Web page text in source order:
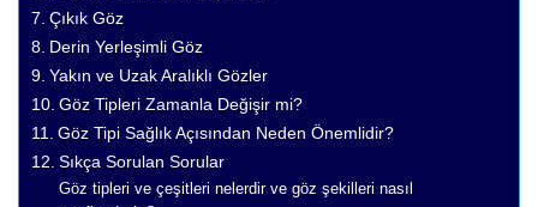
Çıkık Göz
Derin Yerleşimli Göz
Yakın ve Uzak Aralıklı Gözler
Göz Tipleri Zamanla Değişir mi?
Göz Tipi Sağlık Açısından Neden Önemlidir?
Sıkça Sorulan Sorular
Göz tipleri ve çeşitleri nelerdir ve göz şekilleri nasıl